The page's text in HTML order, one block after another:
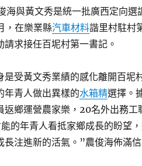
海與黃文秀是統一批廣西定向選
，在樂業縣汽車材料諧里村駐村
請求接任百坭村第一書記。
是受黃文秀業績的感化離開百坭
年青人做出異樣的水箱精選擇。
返鄉運營農家樂，20名外出務工
的年青人看抵家鄉成長的盼望
長注進新的活氣。”農俊海佈滿信